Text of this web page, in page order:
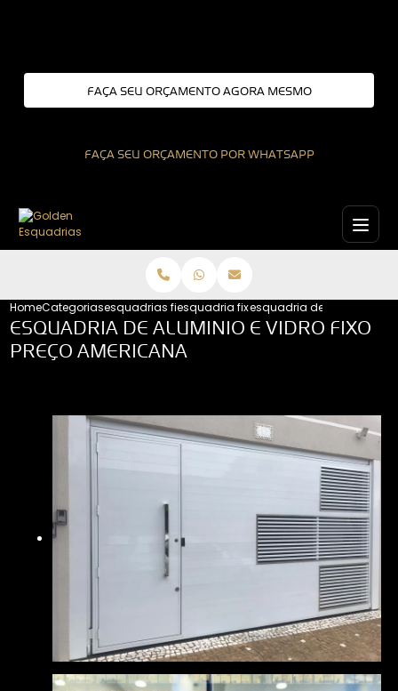
FAÇA SEU ORÇAMENTO AGORA MESMO
FAÇA SEU ORÇAMENTO POR WHATSAPP
HomeCategoriasesquadrias fixasesquadria fixa interior de sao paulo
esquadria de aluminio e
ESQUADRIA DE ALUMINIO E VIDRO FIXO
PREÇO AMERICANA